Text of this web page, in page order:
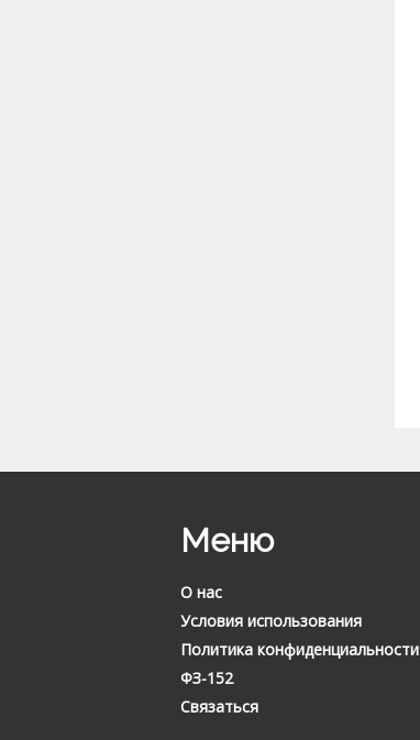
Меню
О нас
Условия использования
Политика конфиденциальности
ФЗ-152
Связаться